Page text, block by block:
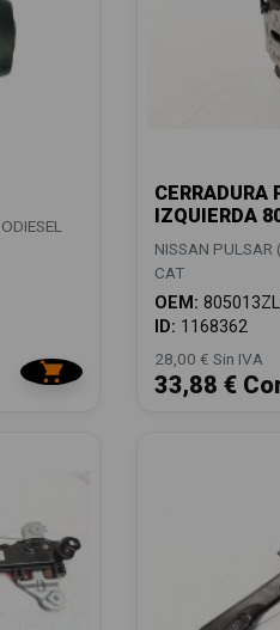
CERRADURA
IZQUIERDA
NISSAN PULSAR
CAT
OEM:
ID: 1168362
28,00 € Sin IVA
33,88 €